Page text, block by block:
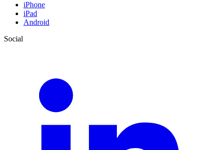
iPhone
iPad
Android
Social